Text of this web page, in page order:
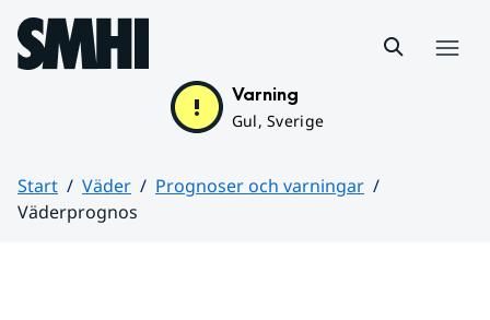
Hoppa till sidans innehåll
Varning
Gul, Sverige
Start Väder
Prognoser och varningar
Väderprognos